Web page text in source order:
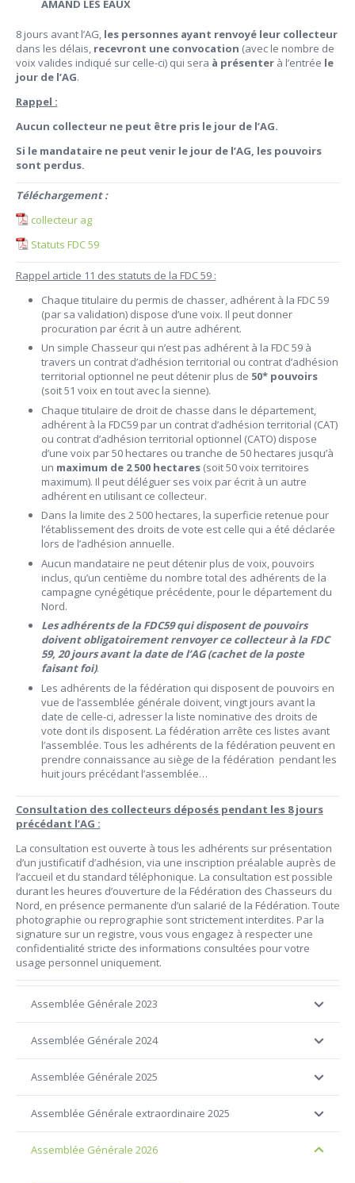
AMAND LES EAUX
8 jours avant l’AG, les personnes ayant renvoyé leur collecteur
dans les délais, recevront une convocation (avec le nombre de
voix valides indiqué sur celle-ci) qui sera à présenterà l’entrée le
jour de l’AG.
Rappel :
Aucun collecteur ne peut être pris le jour de l’AG.
Si le mandataire ne peut venir le jour de l’AG, les pouvoirs
sont perdus.
Téléchargement :
collecteur ag
Statuts FDC 59
Rappel article 11 des statuts de la FDC 59 :
Chaque titulaire du permis de chasser, adhérent à la FDC 59
(par sa validation) dispose d’une voix. Il peut donner
procuration par écrit à un autre adhérent.
Un simple Chasseur qui n’est pas adhérent à la FDC 59 à
travers un contrat d’adhésion territorial ou contrat d’adhésion
territorial optionnel ne peut détenir plus de 50* pouvoirs
(soit 51 voix en tout avec la sienne).
Chaque titulaire de droit de chasse dans le département,
adhérent à la FDC59 par un contrat d’adhésion territorial (CAT)
ou contrat d’adhésion territorial optionnel (CATO) dispose
d’une voix par 50 hectares ou tranche de 50 hectares jusqu’à
un maximum de 2 500 hectares (soit 50 voix territoires
maximum). Il peut déléguer ses voix par écrit à un autre
adhérent en utilisant ce collecteur.
Dans la limite des 2 500 hectares, la superficie retenue pour
l’établissement des droits de vote est celle qui a été déclarée
lors de l’adhésion annuelle.
Aucun mandataire ne peut détenir plus de voix, pouvoirs
inclus, qu’un centième du nombre total des adhérents de la
campagne cynégétique précédente, pour le département du
Nord.
Les adhérents de la FDC59 qui disposent de pouvoirs
doivent obligatoirement renvoyer ce collecteur à la FDC
59, 20 jours avant la date de l’AG (cachet de la poste
faisant foi).
Les adhérents de la fédération qui disposent de pouvoirs en
vue de l’assemblée générale doivent, vingt jours avant la
date de celle-ci, adresser la liste nominative des droits de
vote dont ils disposent. La fédération arrête ces listes avant
l’assemblée. Tous les adhérents de la fédération peuvent en
prendre connaissance au siège de la fédération pendant les
huit jours précédant l’assemblée…
Consultation des collecteurs déposés pendant les 8 jours
précédant l’AG :
La consultation est ouverte à tous les adhérents sur présentation
d’un justificatif d’adhésion, via une inscription préalable auprès de
l’accueil et du standard téléphonique. La consultation est possible
durant les heures d’ouverture de la Fédération des Chasseurs du
Nord, en présence permanente d’un salarié de la Fédération. Toute
photographie ou reprographie sont strictement interdites. Par la
signature sur un registre, vous vous engagez à respecter une
confidentialité stricte des informations consultées pour votre
usage personnel uniquement.
Assemblée Générale 2023
Assemblée Générale 2024
Assemblée Générale 2025
Assemblée Générale extraordinaire 2025
Assemblée Générale 2026